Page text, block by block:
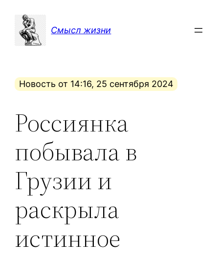
содержимому
Смысл жизни
Новость от 14:16, 25 сентября 2024
Россиянка
побывала в
Грузии и
раскрыла
истинное